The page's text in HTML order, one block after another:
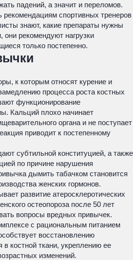
падений, а значит и переломов.
спортивных тренеров
знают, какие препараты нужны
они рекомендуют нагрузки
только постепенно.
к которым относят курение и
процесса роста костных
функционирование
Кальций плохо начинает
органа и не поступает
приводит к постепенному
субтильной конституцией, а также
по причине нарушения
дымить табачком становится
женских гормонов.
развитие атеросклеротических
остеопороза после 50 лет
вопросы вредных привычек.
с рациональным питанием
восстановлению
в костной ткани, укреплению ее
изменений.